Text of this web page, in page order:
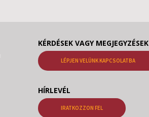
KÉRDÉSEK VAGY MEGJEGYZÉSEK
LÉPJEN VELÜNK KAPCSOLATBA
HÍRLEVÉL
IRATKOZZON FEL